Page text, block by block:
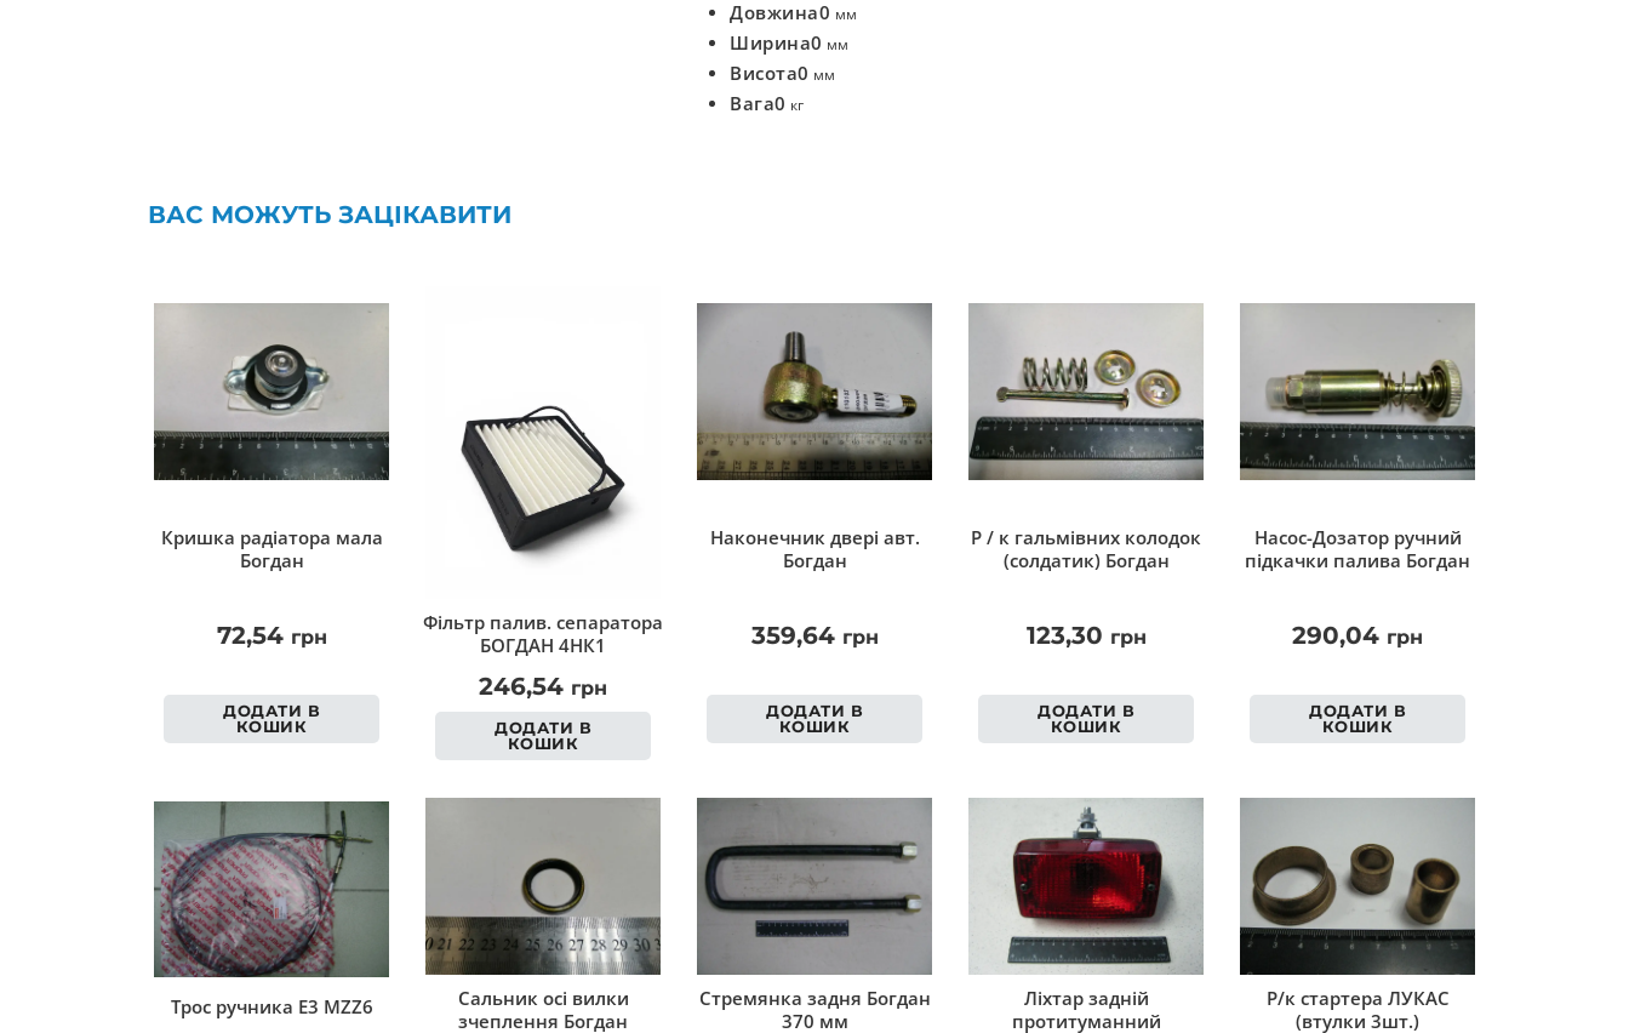
Довжина0 мм
Ширина0 мм
Висота0 мм
Вага0 кг
ВАС МОЖУТЬ ЗАЦІКАВИТИ
Кришка радіатора мала
Богдан
72,54 грн
ДОДАТИ В
КОШИК
Фільтр палив. сепаратора
БОГДАН 4НК1
246,54 грн
ДОДАТИ В
КОШИК
Наконечник двері авт.
Богдан
359,64 грн
ДОДАТИ В
КОШИК
Р / к гальмівних колодок
(солдатик) Богдан
123,30 грн
ДОДАТИ В
КОШИК
Насос-Дозатор ручний
підкачки палива Богдан
290,04 грн
ДОДАТИ В
КОШИК
Трос ручника Е3 MZZ6
Сальник осі вилки
зчеплення Богдан
Стремянка задня Богдан
370 мм
Ліхтар задній
протитуманний
Р/к стартера ЛУКАС
(втулки 3шт.)